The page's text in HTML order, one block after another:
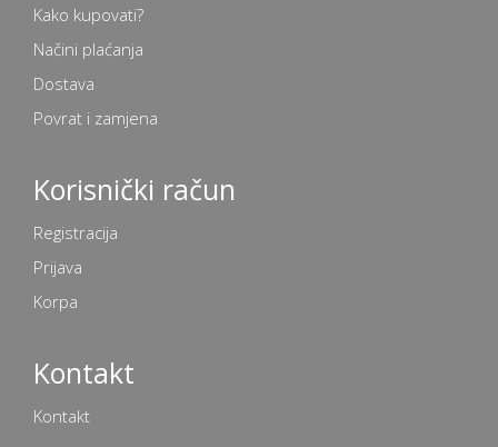
Kako kupovati?
Načini plaćanja
Dostava
Povrat i zamjena
Korisnički račun
Registracija
Prijava
Korpa
Kontakt
Kontakt